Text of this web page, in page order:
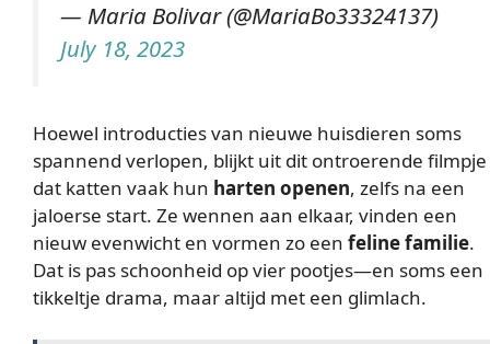
— Maria Bolivar (@MariaBo33324137)
July 18, 2023
Hoewel introducties van nieuwe huisdieren soms
spannend verlopen, blijkt uit dit ontroerende filmpje
dat katten vaak hun harten openen, zelfs na een
jaloerse start. Ze wennen aan elkaar, vinden een
nieuw evenwicht en vormen zo een feline familie.
Dat is pas schoonheid op vier pootjes—en soms een
tikkeltje drama, maar altijd met een glimlach.